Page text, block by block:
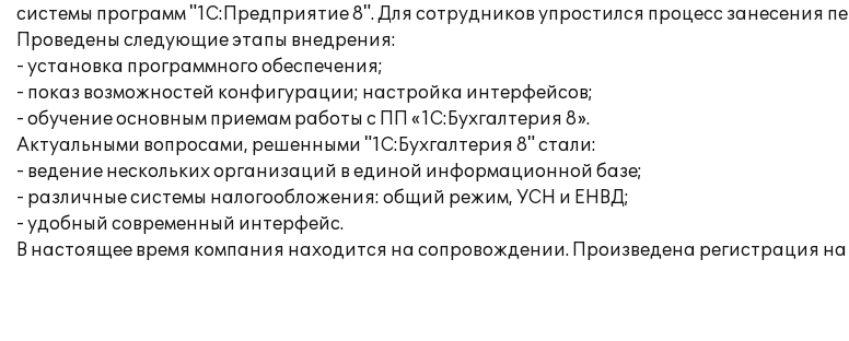
системы программ "1С:Предприятие 8". Для сотрудников упростился процесс занесения
Проведены следующие этапы внедрения:
- установка программного обеспечения;
- показ возможностей конфигурации; настройка интерфейсов;
- обучение основным приемам работы с ПП «1С:Бухгалтерия 8».
Актуальными вопросами, решенными "1С:Бухгалтерия 8" стали:
- ведение нескольких организаций в единой информационной базе;
- различные системы налогообложения: общий режим, УСН и ЕНВД;
- удобный современный интерфейс.
В настоящее время компания находится на сопровождении. Произведена регистрация